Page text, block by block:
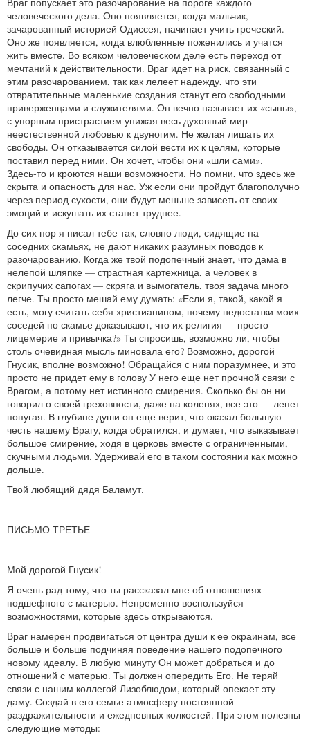
человеческого дела. Оно появляется, когда мальчик,
зачарованный историей Одиссея, начинает учить греческий.
Оно же появляется, когда влюбленные поженились и учатся
жить вместе. Во всяком человеческом деле есть переход от
мечтаний к действительности. Враг идет на риск, связанный с
этим разочарованием, так как лелеет надежду, что эти
отвратительные маленькие создания станут его свободными
приверженцами и служителями. Он вечно называет их «сыны»,
с упорным пристрастием унижая весь духовный мир
неестественной любовью к двуногим. Не желая лишать их
свободы. Он отказывается силой вести их к целям, которые
поставил перед ними. Он хочет, чтобы они «шли сами».
Здесь‑то и кроются наши возможности. Но помни, что здесь же
скрыта и опасность для нас. Уж если они пройдут благополучно
через период сухости, они будут меньше зависеть от своих
эмоций и искушать их станет труднее.
До сих пор я писал тебе так, словно люди, сидящие на
соседних скамьях, не дают никаких разумных поводов к
разочарованию. Когда же твой подопечный знает, что дама в
нелепой шляпке — страстная картежница, а человек в
скрипучих сапогах — скряга и вымогатель, твоя задача много
легче. Ты просто мешай ему думать: «Если я, такой, какой я
есть, могу считать себя христианином, почему недостатки моих
соседей по скамье доказывают, что их религия — просто
лицемерие и привычка?» Ты спросишь, возможно ли, чтобы
столь очевидная мысль миновала его? Возможно, дорогой
Гнусик, вполне возможно! Обращайся с ним поразумнее, и это
просто не придет ему в голову У него еще нет прочной связи с
Врагом, а потому нет истинного смирения. Сколько бы он ни
говорил о своей греховности, даже на коленях, все это — лепет
попугая. В глубине души он еще верит, что оказал большую
честь нашему Врагу, когда обратился, и думает, что выказывает
большое смирение, ходя в церковь вместе с ограниченными,
скучными людьми. Удерживай его в таком состоянии как можно
дольше.
Твой любящий дядя Баламут.
ПИСЬМО ТРЕТЬЕ
Мой дорогой Гнусик!
Я очень рад тому, что ты рассказал мне об отношениях
подшефного с матерью. Непременно воспользуйся
возможностями, которые здесь открываются.
Враг намерен продвигаться от центра души к ее окраинам, все
больше и больше подчиняя поведение нашего подопечного
новому идеалу. В любую минуту Он может добраться и до
отношений с матерью. Ты должен опередить Его. Не теряй
связи с нашим коллегой Лизоблюдом, который опекает эту
даму. Создай в его семье атмосферу постоянной
раздражительности и ежедневных колкостей. При этом полезны
следующие методы: